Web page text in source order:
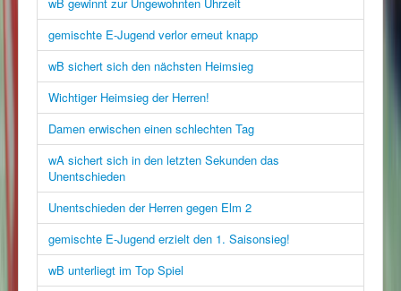
wB gewinnt zur Ungewohnten Uhrzeit
gemischte E-Jugend verlor erneut knapp
wB sichert sich den nächsten Heimsieg
Wichtiger Heimsieg der Herren!
Damen erwischen einen schlechten Tag
wA sichert sich in den letzten Sekunden das
Unentschieden
Unentschieden der Herren gegen Elm 2
gemischte E-Jugend erzielt den 1. Saisonsieg!
wB unterliegt im Top Spiel